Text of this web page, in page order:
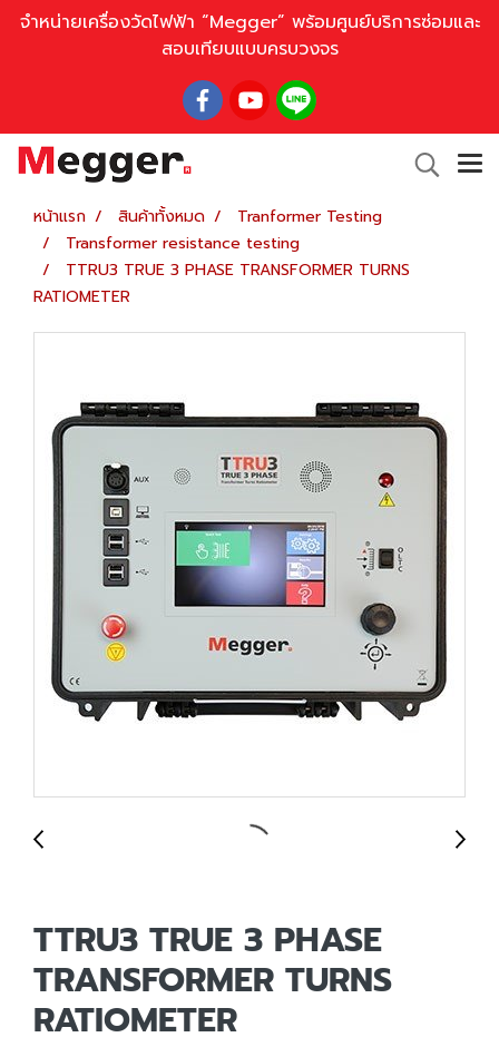
จำหน่ายเครื่องวัดไฟฟ้า “Megger” พร้อมศูนย์บริการซ่อมและ
สอบเทียบแบบครบวงจร
หน้าแรก สินค้าทั้งหมด
Tranformer Testing
Transformer resistance testing
TTRU3 TRUE 3 PHASE TRANSFORMER TURNS
RATIOMETER
TTRU3 TRUE 3 PHASE
TRANSFORMER TURNS
RATIOMETER